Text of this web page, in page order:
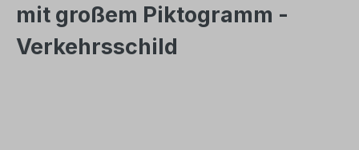
mit großem Piktogramm -
Verkehrsschild